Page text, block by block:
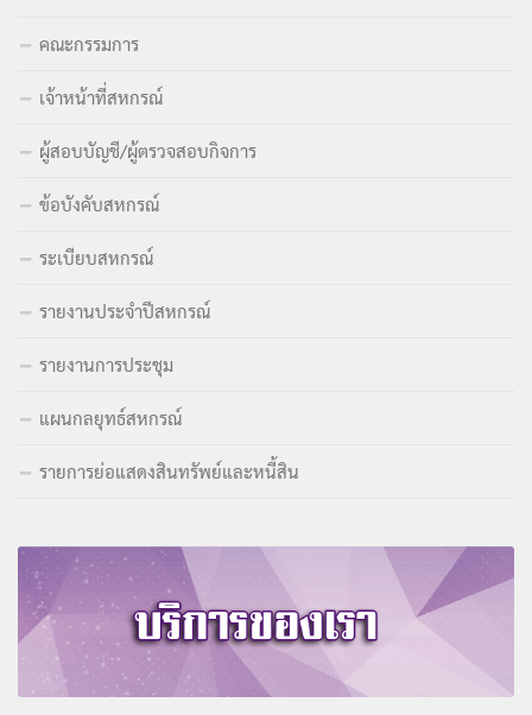
คณะกรรมการ
เจ้าหน้าที่สหกรณ์
ผู้สอบบัญชี/ผู้ตรวจสอบกิจการ
ข้อบังคับสหกรณ์
ระเบียบสหกรณ์
รายงานประจำปีสหกรณ์
รายงานการประชุม
แผนกลยุทธ์สหกรณ์
รายการย่อแสดงสินทรัพย์และหนี้สิน